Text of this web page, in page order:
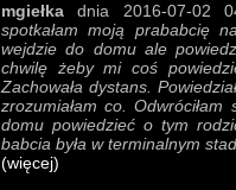
mgiełka dnia 2016-07-02
spotkałam moją prababcię
wejdzie do domu ale
chwilę żeby mi coś
Zachowała dystans.
zrozumiałam co.
domu powiedzieć o tym
babcia była w terminalnym
(więcej)